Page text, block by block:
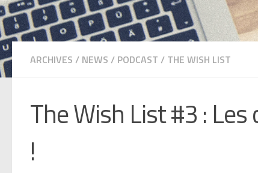
ARCHIVES / NEWS / PODCAST / THE WISH LIST
The Wish List #3 :
!